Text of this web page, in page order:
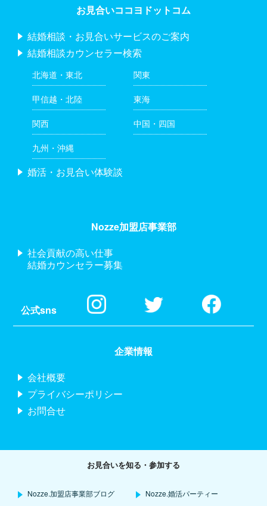
お見合いココヨドットコム
結婚相談・お見合いサービスのご案内
結婚相談カウンセラー検索
北海道・東北 関東
甲信越・北陸 東海
関西 中国・四国
九州・沖縄
婚活・お見合い体験談
Nozze加盟店事業部
社会貢献の高い仕事
結婚カウンセラー募集
公式sns
企業情報
会社概要
プライバシーポリシー
お問合せ
お見合いを知る・参加する
Nozze.加盟店事業部ブログ Nozze.婚活パーティー